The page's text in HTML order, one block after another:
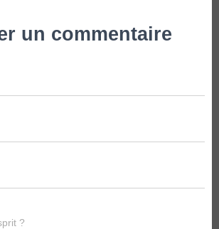
un commentaire
?